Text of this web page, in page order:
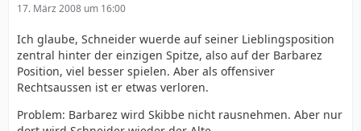
17. März 2008 um 16:00
Ich glaube, Schneider wuerde auf seiner Lieblingsposition
zentral hinter der einzigen Spitze, also auf der Barbarez
Position, viel besser spielen. Aber als offensiver
Rechtsaussen ist er etwas verloren.
Problem: Barbarez wird Skibbe nicht rausnehmen. Aber nur